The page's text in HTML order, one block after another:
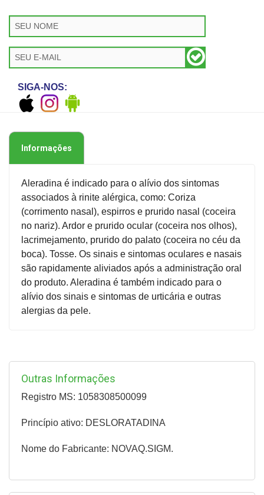
SIGA-NOS:
Informações
Aleradina é indicado para o alívio dos sintomas
associados à rinite alérgica, como: Coriza
(corrimento nasal), espirros e prurido nasal (coceira
no nariz). Ardor e prurido ocular (coceira nos olhos),
lacrimejamento, prurido do palato (coceira no céu da
boca). Tosse. Os sinais e sintomas oculares e nasais
são rapidamente aliviados após a administração oral
do produto. Aleradina é também indicado para o
alívio dos sinais e sintomas de urticária e outras
alergias da pele.
Outras Informações
Registro MS: 1058308500099
Princípio ativo: DESLORATADINA
Nome do Fabricante: NOVAQ.SIGM.